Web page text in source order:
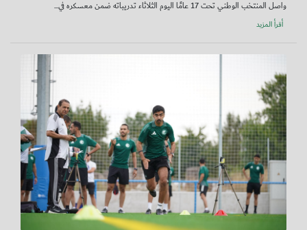
واصل المنتخب الوطني تحت 17 عامًا اليوم الثلاثاء تدريباته ضمن معسكره في...
أقرأ المزيد